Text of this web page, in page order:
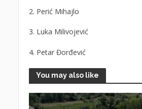
2. Perić Mihajlo
3. Luka Milivojević
4. Petar Đorđević
You may also like